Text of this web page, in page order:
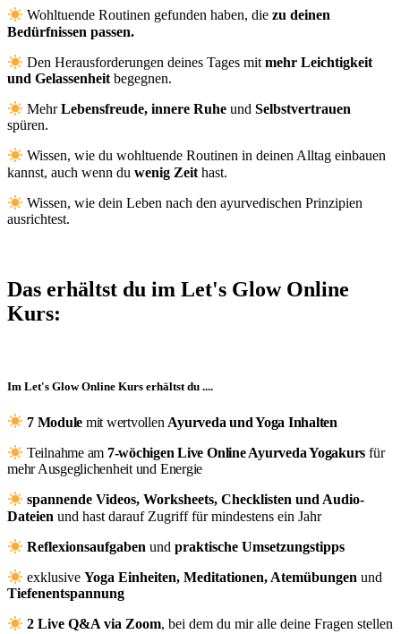
Wohltuende Routinen gefunden haben, diezu deinen
Bedürfnissen passen.
Den Herausforderungen deines Tages mit mehr Leichtigkeit
und Gelassenheit begegnen.
MehrLebensfreude, innere Ruhe undSelbstvertrauen
spüren.
Wissen, wie du wohltuende Routinen in deinen Alltag einbauen
kannst, auch wenn du wenig Zeit hast.
Wissen, wie dein Leben nach den ayurvedischen Prinzipien
ausrichtest.
Das erhältst du im Let's Glow Online
Kurs:
Im Let's Glow Online Kurs erhältst du ....
7 Module mit wertvollen Ayurveda und Yoga Inhalten
Teilnahme am 7-wöchigen Live Online Ayurveda Yogakurs für
mehr Ausgeglichenheit und Energie
spannende Videos, Worksheets, Checklisten und Audio-
Dateien und hast darauf Zugriff für mindestens ein Jahr
Reflexionsaufgaben undpraktische Umsetzungstipps
exklusiveYoga Einheiten, Meditationen, Atemübungen und
Tiefenentspannung
2Live Q&A via Zoom, bei dem du mir alle deine Fragen stellen